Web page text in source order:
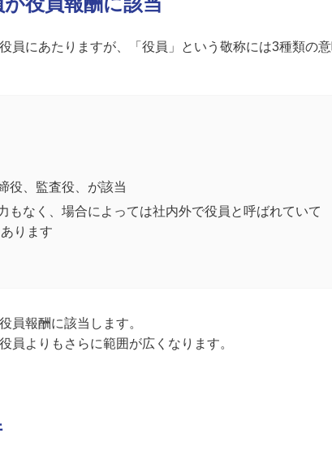
員にあたりますが、「役員」という敬称には3種類の
役、監査役、が該当
なく、場合によっては社内外で役員と呼ばれていて
ります
員報酬に該当します。
員よりもさらに範囲が広くなります。